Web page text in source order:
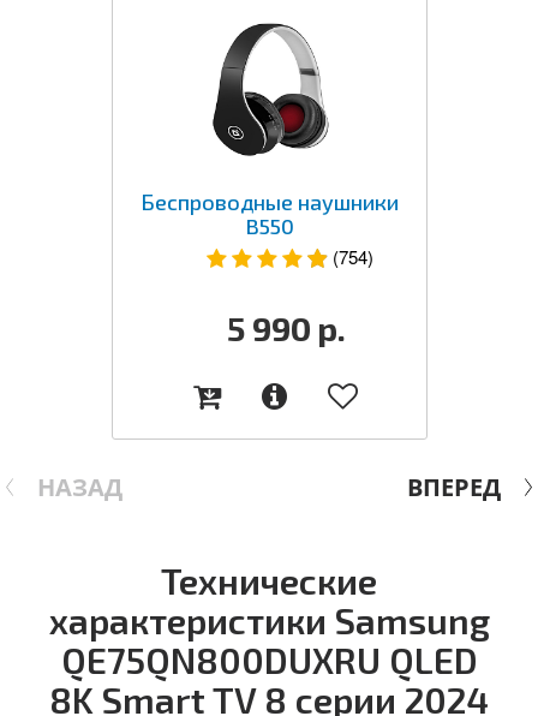
НАЗАД
Беспроводные наушники
B550
(754)
5 990 р.
ВПЕРЕД
Технические
характеристики Samsung
QE75QN800DUXRU QLED
8K Smart TV 8 серии 2024